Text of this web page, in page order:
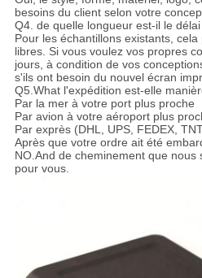
besoins du client selon votre
Q4. de quelle longueur est-il le
Pour les échantillons existants,
libres. Si vous voulez vos propres
jours, à condition de vos
s'ils ont besoin du nouvel écran
Q5.What l'expédition est-elle
Par la mer à votre port plus proche
Par avion à votre aéroport plus
Par exprès (DHL, UPS, FEDEX,
Après que votre ordre ait été
NO.And de cheminement que nous
pour vous.